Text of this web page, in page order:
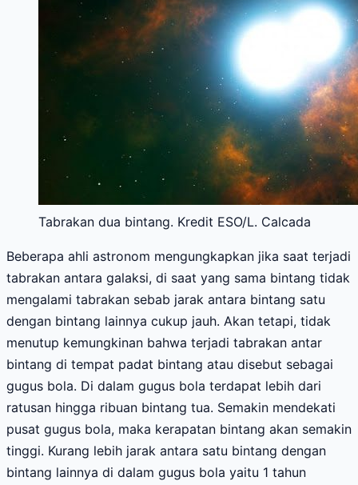
Tabrakan dua bintang. Kredit ESO/L. Calcada
Beberapa ahli astronom mengungkapkan jika saat terjadi
tabrakan antara galaksi, di saat yang sama bintang tidak
mengalami tabrakan sebab jarak antara bintang satu
dengan bintang lainnya cukup jauh. Akan tetapi, tidak
menutup kemungkinan bahwa terjadi tabrakan antar
bintang di tempat padat bintang atau disebut sebagai
gugus bola. Di dalam gugus bola terdapat lebih dari
ratusan hingga ribuan bintang tua. Semakin mendekati
pusat gugus bola, maka kerapatan bintang akan semakin
tinggi. Kurang lebih jarak antara satu bintang dengan
bintang lainnya di dalam gugus bola yaitu 1 tahun